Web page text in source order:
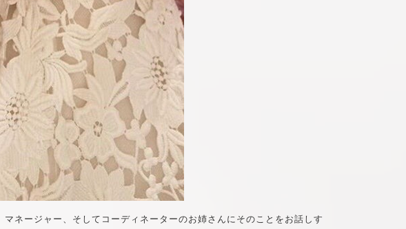
ネージャー、そしてコーディネーターのお姉さんにそのことをお話しす